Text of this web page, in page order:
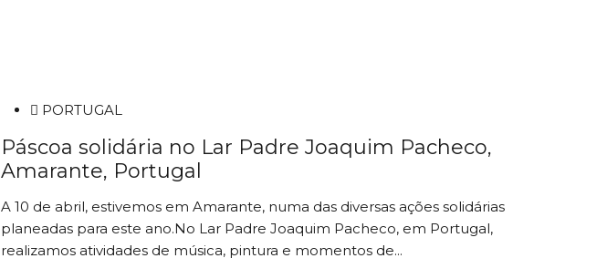
PORTUGAL
Páscoa solidária no Lar Padre Joaquim Pacheco,
Amarante, Portugal
A 10 de abril, estivemos em Amarante, numa das diversas ações solidárias
planeadas para este ano.No Lar Padre Joaquim Pacheco, em Portugal,
realizamos atividades de música, pintura e momentos de...